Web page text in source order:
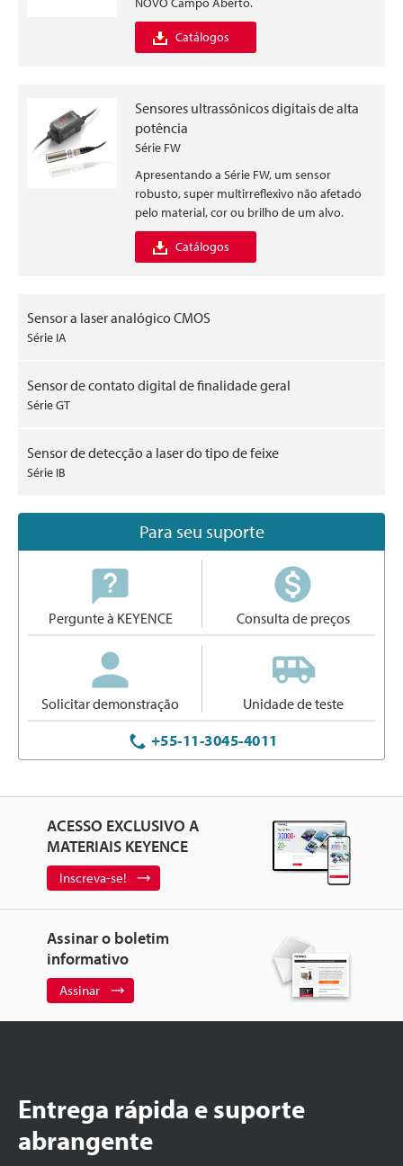
Catálogos
Sensores ultrassônicos digitais de alta
potência
Série FW
Apresentando a Série FW, um sensor
robusto, super multirreflexivo não afetado
pelo material, cor ou brilho de um alvo.
Catálogos
Sensor a laser analógico CMOS
Série IA
Sensor de contato digital de finalidade geral
Série GT
Sensor de detecção a laser do tipo de feixe
Série IB
Para seu suporte
Pergunte à KEYENCE Consulta de preços
Solicitar demonstração Unidade de teste
+55-11-3045-4011
ACESSO EXCLUSIVO A
MATERIAIS KEYENCE
Inscreva-se!
Assinar o boletim
informativo
Assinar
Entrega rápida e suporte
abrangente